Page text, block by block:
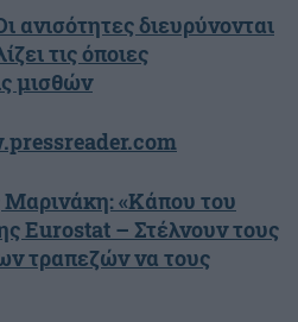
διευρύνονται
τις όποιες
μισθών
«Κάπου του
Eurostat – Στέλνουν τους
τραπεζών να τους